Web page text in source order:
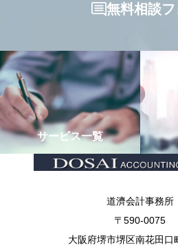
無料相談
サービス一覧
道濟会計事務所
〒590-0075
大阪府堺市堺区南花田口